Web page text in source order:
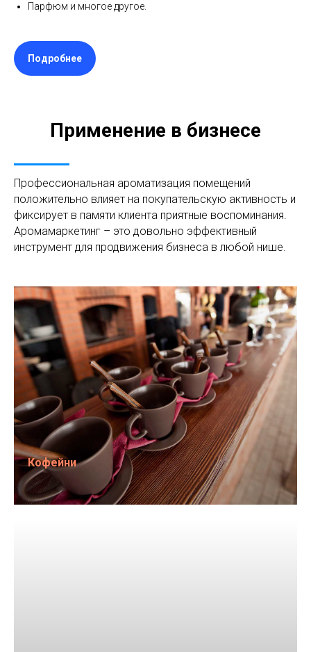
Парфюм и многое другое.
Подробнее
Применение в бизнесе
Профессиональная ароматизация помещений
положительно влияет на покупательскую активность и
фиксирует в памяти клиента приятные воспоминания.
Аромамаркетинг – это довольно эффективный
инструмент для продвижения бизнеса в любой нише.
Кофейни